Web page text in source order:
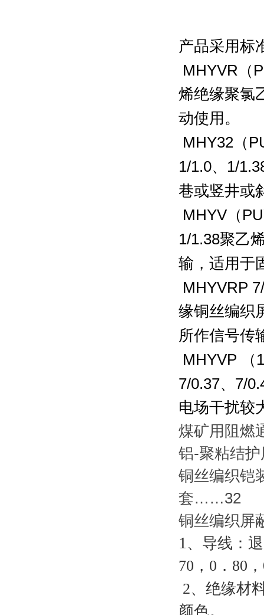
产品采用标
MHYVR （
烯绝缘聚氯
动使用。
MHY32 （
1/1.0、 1/
巷或竖井或
MHYV （
1/1.38聚乙
输，适用于
MHYVRP
缘铜丝编织
所作信号传
MHYVP （
7/0.37、 7/
电场干扰较
煤矿用阻
铝-聚粘结
铜丝编织
套……32
铜丝编织
1 、导线：
70，0．80
2、绝缘材
颜色。